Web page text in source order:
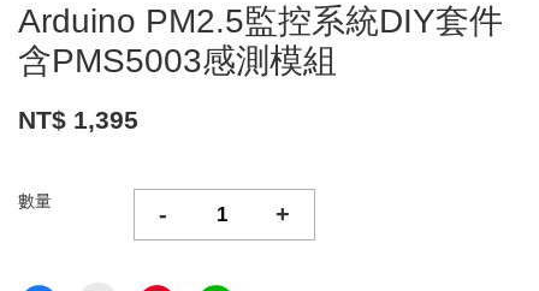
Arduino PM2.5監控系統DIY套件
含PMS5003感測模組
NT$ 1,395
數量 - +